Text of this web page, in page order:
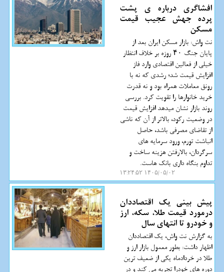
افشاگری درباره ی پشت
پرده جهش عجیب قیمت
مسکن
نت واش: بازار مسکن ایران بعد از
پایان جنگ ۴۰ روزه بر خلاف انتظار
خیلی از فعالین اقتصادی وارد فاز
افزایش قیمت شد؛ رشدی که نه با
رونق معاملات همراه بود و نه قدرت
خرید خانوارها را تقویت کرد. بررسی
روند بازار نشان میدهد افزایش قیمت
در وضعیت رکود، بالاتر از آن که ناشی
از تقاضای مصرفی باشد، حاصل
انباشت تورم، ورود سرمایه های
سرگردان، بالارفتن هزینه ساخت و
تداوم بنگاه داری بانک هاست.
۱۴۰۵/۰۵/۰۲ ۱۳:۲۴:۵۲
پیش بینی یک اقتصاددان
درمورد قیمت طلا، سکه، ارز
و خودرو تا انتهای سال
به گزارش نت واش، یک اقتصاددان
اظهار داشت: بطور معمول بازار ارز و
طلا در خردادماه یکی از ضعیف ترین
دوره های خودرا تجربه می کند و در